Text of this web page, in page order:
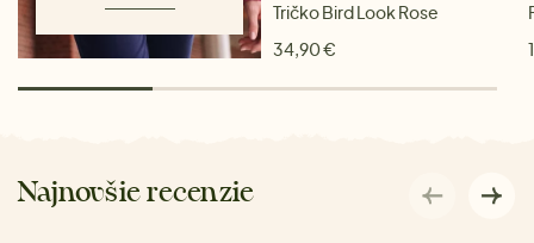
Tričko Bird Look Rose
34,90 €
Najnovšie recenzie